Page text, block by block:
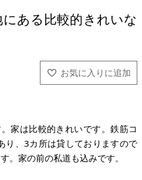
ある比較的きれいな
家は比較的きれいです。鉄筋コ
り、3カ所は貸しておりますので
。家の前の私道も込みです。